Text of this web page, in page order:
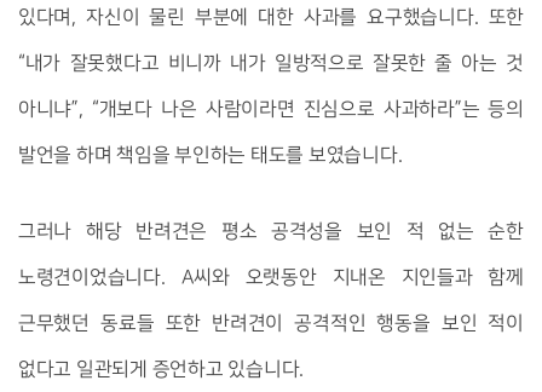
있다며, 자신이 물린 부분에 대한 사과를 요구했습니다. 또한
“내가 잘못했다고 비니까 내가 일방적으로 잘못한 줄 아는 것
아니냐”, “개보다 나은 사람이라면 진심으로 사과하라”는 등의
발언을 하며 책임을 부인하는 태도를 보였습니다.
그러나 해당 반려견은 평소 공격성을 보인 적 없는 순한
노령견이었습니다. A씨와 오랫동안 지내온 지인들과 함께
근무했던 동료들 또한 반려견이 공격적인 행동을 보인 적이
없다고 일관되게 증언하고 있습니다.